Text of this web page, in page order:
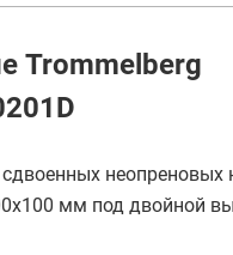
Trommelberg
неопреновых
мм под двойной